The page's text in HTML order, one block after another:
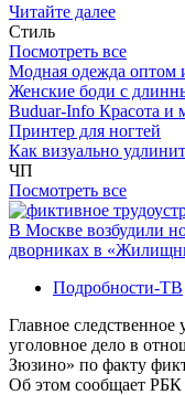
Читайте далее
Стиль
Посмотреть все
Модная одежда оптом
Женские боди с
Buduar-Info Красота и
Принтер для ногтей
Как визуально
ЧП
Посмотреть все
В Москве возбудили
дворниках в
Подробности-ТВ
Главное
уголовное дело в
Зюзино» по факту
Об этом сообщает